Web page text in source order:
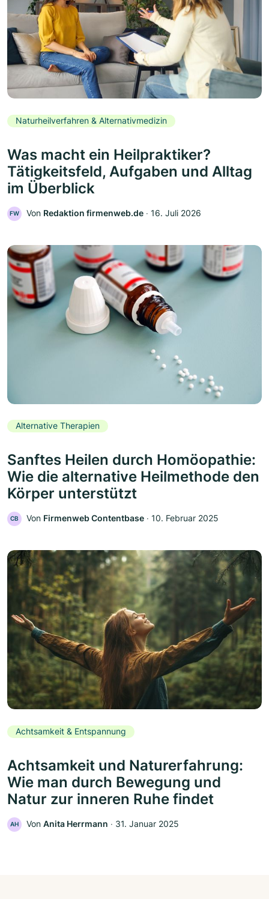
Naturheilverfahren & Alternativmedizin
Was macht ein Heilpraktiker?
Tätigkeitsfeld, Aufgaben und Alltag
im Überblick
FW Von Redaktion firmenweb.de ‧ 16. Juli 2026
Alternative Therapien
Sanftes Heilen durch Homöopathie:
Wie die alternative Heilmethode den
Körper unterstützt
CB Von Firmenweb Contentbase ‧ 10. Februar 2025
Achtsamkeit & Entspannung
Achtsamkeit und Naturerfahrung:
Wie man durch Bewegung und
Natur zur inneren Ruhe findet
AH Von Anita Herrmann ‧ 31. Januar 2025